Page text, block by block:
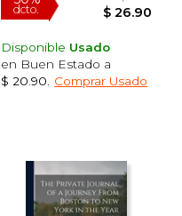
Disponible Usado
en Buen Estado a
$ 20.90
Comprar Usado